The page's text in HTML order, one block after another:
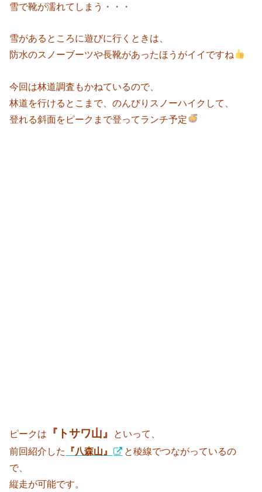
雪で靴が濡れてしまう・・・
雪があるところに遊びに行くときは、
防水のスノーブーツや長靴があったほうがイイですね
今回は林道調査もかねているので、
林道を行けるとこまで、のんびりスノーハイクして、
登れる斜面をピークまで登ってランチ予定
ピークは 『トサワ山』
といって、
前回紹介した
『八森山』
と稜線でつながっているの
で、
縦走が可能です。